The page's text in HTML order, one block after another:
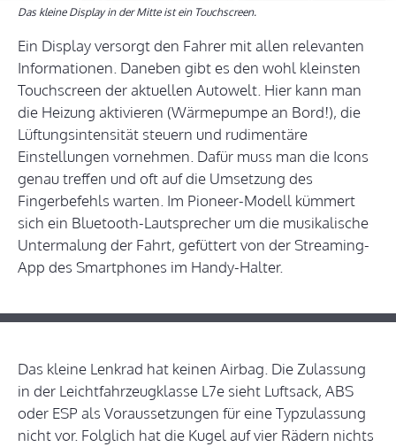
Das kleine Display in der Mitte ist ein Touchscreen.
Ein Display versorgt den Fahrer mit allen relevanten
Informationen. Daneben gibt es den wohl kleinsten
Touchscreen der aktuellen Autowelt. Hier kann man
die Heizung aktivieren (Wärmepumpe an Bord!), die
Lüftungsintensität steuern und rudimentäre
Einstellungen vornehmen. Dafür muss man die Icons
genau treffen und oft auf die Umsetzung des
Fingerbefehls warten. Im Pioneer-Modell kümmert
sich ein Bluetooth-Lautsprecher um die musikalische
Untermalung der Fahrt, gefüttert von der Streaming-
App des Smartphones im Handy-Halter.
Das kleine Lenkrad hat keinen Airbag. Die Zulassung
in der Leichtfahrzeugklasse L7e sieht Luftsack, ABS
oder ESP als Voraussetzungen für eine Typzulassung
nicht vor. Folglich hat die Kugel auf vier Rädern nichts